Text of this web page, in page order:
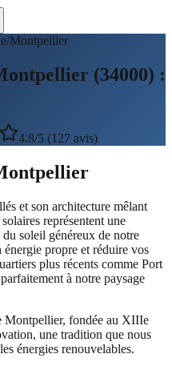
/Montpellier
(34000) :
4.8/5 (127 avis)
et son architecture mêlant
représentent une
soleil généreux de notre
propre et réduire vos
plus récents comme Port
à notre paysage
Montpellier, fondée au XIIIe
une tradition que nous
énergies renouvelables.